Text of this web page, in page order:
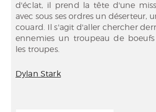
d'éclat, il prend la tête d'une
avec sous ses ordres un déserteur,
couard. Il s'agit d'aller chercher
ennemies un troupeau de
les troupes.
Dylan Stark